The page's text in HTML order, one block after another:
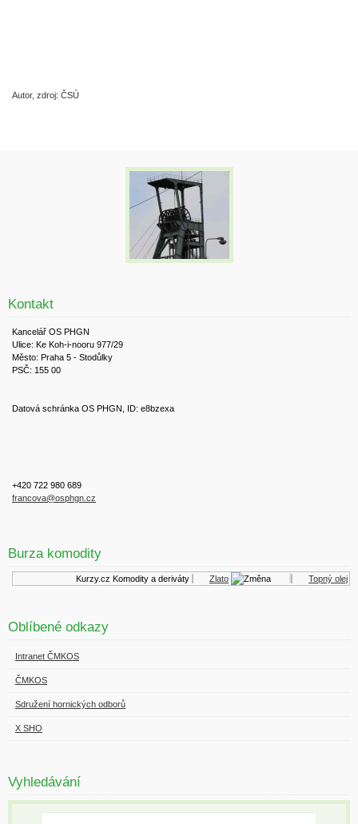
Autor, zdroj: ČSÚ
Kontakt
Kancelář OS PHGN
Ulice: Ke Koh-i-nooru 977/29
Město: Praha 5 - Stodůlky
PSČ: 155 00
Datová schránka OS PHGN, ID: e8bzexa
+420 722 980 689
francova@osphgn.cz
Burza komodity
Kurzy.cz Komodity a deriváty Zlato Topný olej
Oblíbené odkazy
Intranet ČMKOS
ČMKOS
Sdružení hornických odborů
X SHO
Vyhledávání